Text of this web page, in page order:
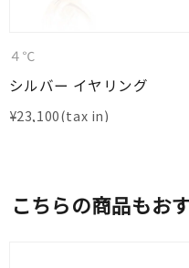
４℃
シルバー イヤリング
¥23,100
こちらの商品もお